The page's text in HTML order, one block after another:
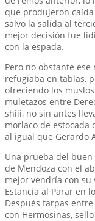
que produjeron
salvo la salida al
mejor decisión fue
con la espada.
Pero no obstante
refugiaba en tablas,
ofreciendo los
muletazos entre
shiii, no sin antes
morlaco de estocada
al igual que Gerardo
Una prueba del
de Mendoza con el
mejor vendría con su
Estancia al Parar en
Después farpas
con Hermosinas,